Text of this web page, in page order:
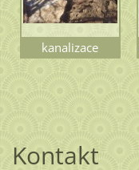
kanalizace
Kontakt